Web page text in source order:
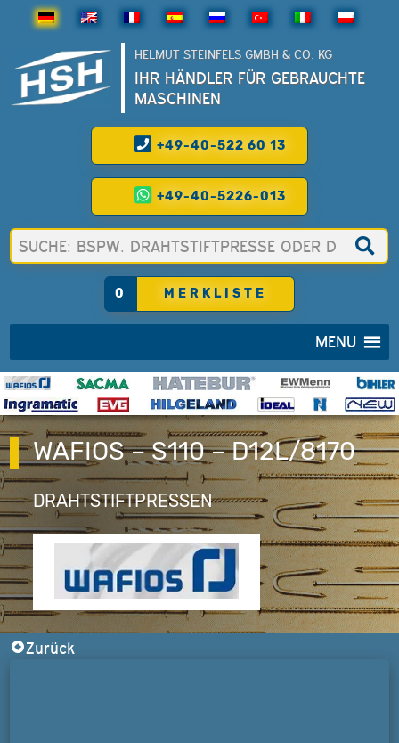
HELMUT STEINFELS GMBH & CO. KG
IHR HÄNDLER FÜR GEBRAUCHTE
MASCHINEN
+49-40-522 60 13
+49-40-5226-013
0 MERKLISTE
MENU
WAFIOS – S110 – D12L/8170
DRAHTSTIFTPRESSEN
Zurück